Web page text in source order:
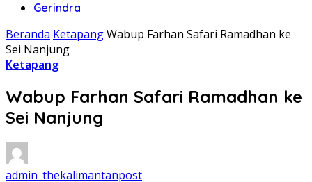
Gerindra
Beranda KetapangWabup Farhan Safari Ramadhan ke
Sei Nanjung
Ketapang
Wabup Farhan Safari Ramadhan ke
Sei Nanjung
admin_thekalimantanpost